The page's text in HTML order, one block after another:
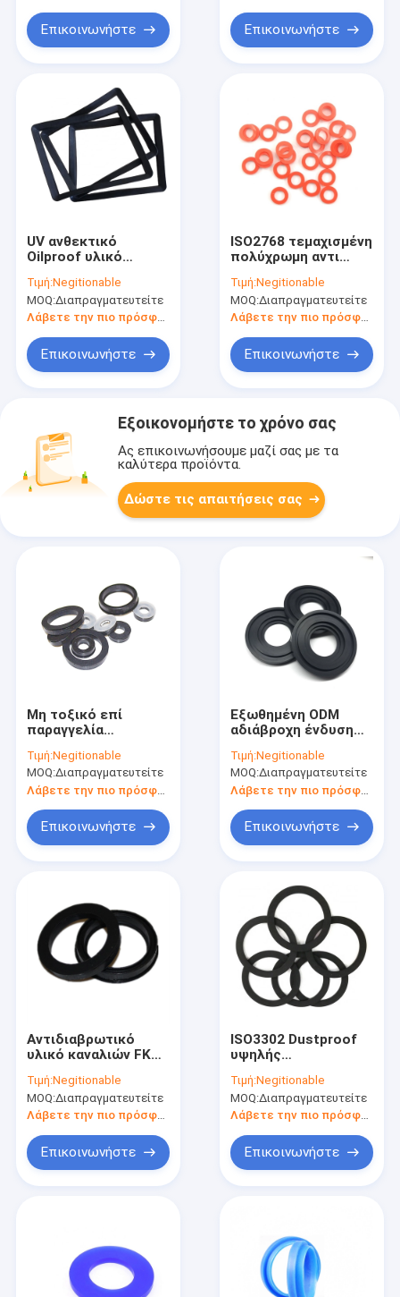
Περίπου εμείς
Επικοινωνήστε Επικοινωνήστε
UV ανθεκτικό
Oilproof υλικό
στολισμάτων
σιλικόνης λαστιχένιο
Τιμή:Negitionable
MOQ:Διαπραγματευτείτε
Λάβετε την πιο πρόσφατη τιμή
Επικοινωνήστε
ISO2768 τεμαχισμένη
πολύχρωμη αντι
στολισμάτων
σιλικόνης λαστιχένια
Τιμή:Negitionable
MOQ:Διαπραγματευτείτε
Λάβετε την πιο πρόσφατη τιμή
Επικοινωνήστε
Εξοικονομήστε το χρόνο σας
Ας επικοινωνήσουμε μαζί σας με τα
καλύτερα προϊόντα.
Δώστε τις απαιτήσεις σας
Μη τοξικό επί
παραγγελία
αντιδιαβρωτικό
σφραγίδων
στολισμάτων
σιλικόνης λαστιχένιο
Τιμή:Negitionable
MOQ:Διαπραγματευτείτε
Λάβετε την πιο πρόσφατη τιμή
Επικοινωνήστε
Εξωθημένη ODM
αδιάβροχη ένδυση
σιλικόνης λαστιχένια
- ανθεκτική
Τιμή:Negitionable
MOQ:Διαπραγματευτείτε
Επικοινωνήστε
Αντιδιαβρωτικό
υλικό καναλιών FKM
στολισμάτων
σιλικόνης λαστιχένιο
Τιμή:Negitionable
MOQ:Διαπραγματευτείτε
Λάβετε την πιο πρόσφατη τιμή
Επικοινωνήστε
ISO3302 Dustproof
υψηλής
στολισμάτων αντι
σιλικόνης γήρανσης
λαστιχένιος
Τιμή:Negitionable
MOQ:Διαπραγματευτείτε
Λάβετε την πιο πρόσφατη τιμή
Επικοινωνήστε